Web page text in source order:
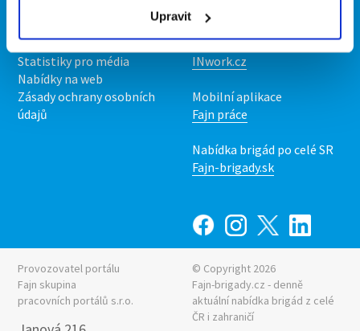
Upravit
Upravit předvolby cookies
Statistiky pro média
Nabídky na web
Zásady ochrany osobních
údajů
Nabídka práce z celé ČR
INwork.cz
Mobilní aplikace
Fajn práce
Nabídka brigád po celé SR
Fajn-brigady.sk
Provozovatel portálu
Fajn skupina
pracovních portálů s.r.o.
© Copyright 2026
Fajn-brigady.cz - denně
aktuální nabídka brigád z celé
ČR i zahraničí